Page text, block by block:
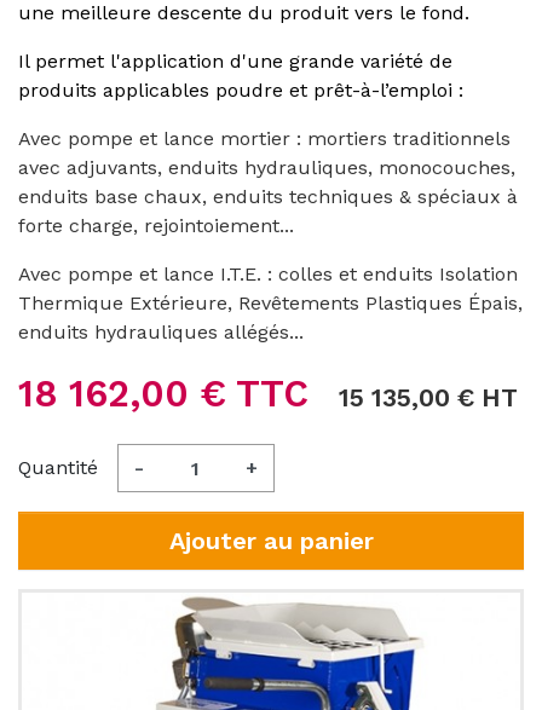
une meilleure descente du produit vers le fond.
Il permet l'application d'une grande variété de
produits applicables poudre et prêt-à-l’emploi :
Avec pompe et lance mortier : mortiers traditionnels
avec adjuvants, enduits hydrauliques, monocouches,
enduits base chaux, enduits techniques & spéciaux à
forte charge, rejointoiement...
Avec pompe et lance I.T.E. : colles et enduits Isolation
Thermique Extérieure, Revêtements Plastiques Épais,
enduits hydrauliques allégés...
18 162,00 € TTC 15 135,00 € HT
Quantité - +
Ajouter au panier